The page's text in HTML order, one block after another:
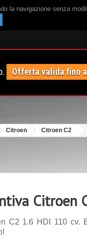
la navigazione senza
Offerta valida fino
Citroen Citroen C2
Citroen
C2 1.6 HDI 110 cv.